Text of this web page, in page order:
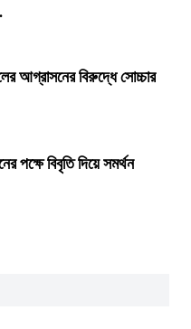
আগ্রাসনের বিরুদ্ধে সোচ্চার
পক্ষে বিবৃতি দিয়ে সমর্থন